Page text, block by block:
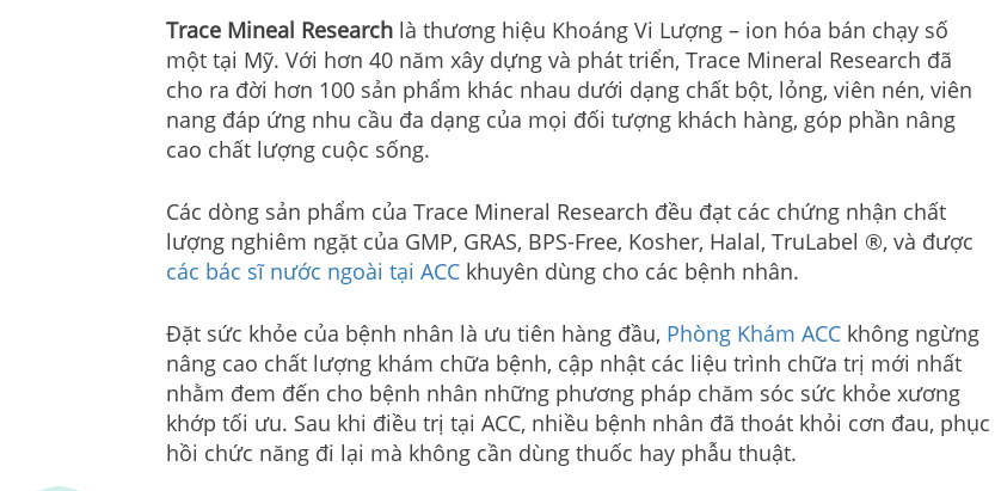
Trace Mineal Research là thương hiệu Khoáng Vi Lượng – ion hóa bán chạy số
một tại Mỹ. Với hơn 40 năm xây dựng và phát triển, Trace Mineral Research đã
cho ra đời hơn 100 sản phẩm khác nhau dưới dạng chất bột, lỏng, viên nén, viên
nang đáp ứng nhu cầu đa dạng của mọi đối tượng khách hàng, góp phần nâng
cao chất lượng cuộc sống.
Các dòng sản phẩm của Trace Mineral Research đều đạt các chứng nhận chất
lượng nghiêm ngặt của GMP, GRAS, BPS-Free, Kosher, Halal, TruLabel ®, và được
các bác sĩ nước ngoài tại ACC khuyên dùng cho các bệnh nhân.
Đặt sức khỏe của bệnh nhân là ưu tiên hàng đầu, Phòng Khám ACC không ngừng
nâng cao chất lượng khám chữa bệnh, cập nhật các liệu trình chữa trị mới nhất
nhằm đem đến cho bệnh nhân những phương pháp chăm sóc sức khỏe xương
khớp tối ưu. Sau khi điều trị tại ACC, nhiều bệnh nhân đã thoát khỏi cơn đau, phục
hồi chức năng đi lại mà không cần dùng thuốc hay phẫu thuật.